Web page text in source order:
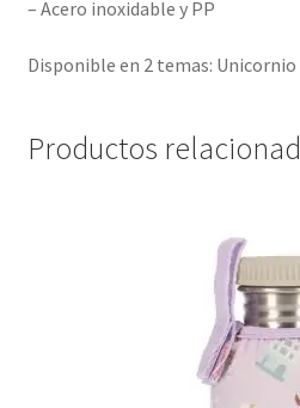
– Acero inoxidable y PP
Disponible en 2 temas:
Productos